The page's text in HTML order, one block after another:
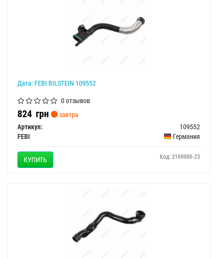
Дата: FEBI BILSTEIN 109552
0 отзывов
824 грн
завтра
Артикул:
109552
FEBI
Германия
КУПИТЬ Код: 2169900-23